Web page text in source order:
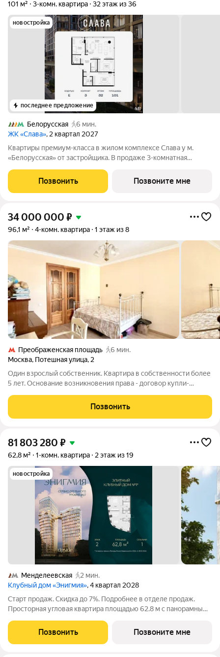
101 м² 3-комн. квартира 32 этаж из 36
новостройка
последнее предложение
Белорусская
6 мин.
ЖК «Слава», 2 квартал 2027
Квартиры премиум-класса в жилом комплексе Слава у м.
«Белорусская» от застройщика. В продаже 3-комнатная
Новый современный жилой комплекс премиум-класса Слава
расположен в той части центра, где
Позвонить Позвоните мне
34 000 000 ₽
96,1 м² 4-комн. квартира 1 этаж из 8
Преображенская площадь
6 мин.
Москва, Потешная улица, 2
Один взрослый собственник. Квартира в собственности более
5 лет. Основание возникновения права - договор купли-
подготовлены к сделке. Без долгов. Без обременений.
Альтернатива на другой район.
Позвонить
81 803 280 ₽
62,8 м² 1-комн. квартира 2 этаж из 19
новостройка
Менделеевская
2 мин.
Клубный дом «Энигмия», 4 квартал 2028
Старт продаж. Скидка до 7%. Подробнее в отделе продаж.
Просторная угловая квартира площадью 62.8 м с панорамными
Продуманная планировка с мастер-спальней и гардеробной с
окном. ЭНИГМИЯ
Позвонить Позвоните мне